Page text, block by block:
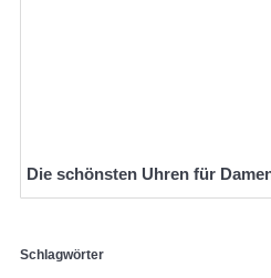
Die schönsten Uhren für
Schlagwörter